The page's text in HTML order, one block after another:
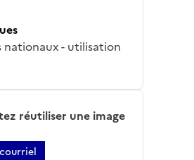
nationaux - utilisation
réutiliser une image